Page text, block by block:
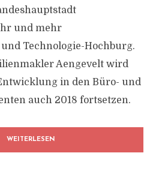
und mehr
Technologie-Hochburg.
Aengevelt wird
in den Büro- und
auch 2018 fortsetzen.
WEITERLESEN